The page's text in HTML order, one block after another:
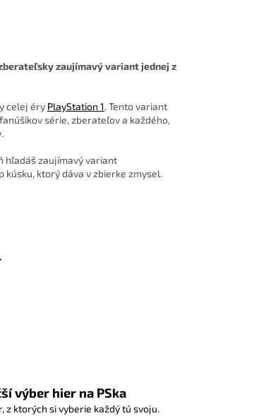
zaujímavý variant jednej z
celej éry PlayStation 1. Tento variant
série, zberateľov a každého,
hľadáš zaujímavý variant
kúsku, ktorý dáva v zbierke zmysel.
výber hier na PSka
z ktorých si vyberie každý tú svoju.